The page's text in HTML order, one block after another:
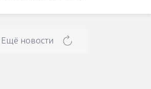
Ещё новости